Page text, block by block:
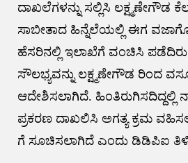
ದಾಖಲೆಗಳನ್ನು ಸಲ್ಲಿಸಿ ಲಕ್ಷ್ಮಣೇಗೌಡ
ಸಾಬೀತಾದ ಹಿನ್ನೆಲೆಯಲ್ಲಿ ಈಗ
ಹೆಸರಿನಲ್ಲಿ ಇಲಾಖೆಗೆ ವಂಚಿಸಿ
ಸೌಲಭ್ಯವನ್ನು ಲಕ್ಷ್ಮಣೇಗೌಡ ರಿಂದ
ಆದೇಶಿಸಲಾಗಿದೆ.
ಪ್ರಕರಣ ದಾಖಲಿಸಿ ಅಗತ್ಯ ಕ್ರಮ
ಗೆ ಸೂಚಿಸಲಾಗಿದೆ ಎಂದು ಡಿಡಿಪಿಐ